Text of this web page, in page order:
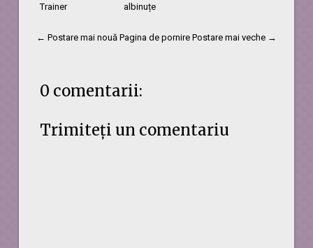
Trainer albinuțe
← Postare mai nouă Postare mai veche →
Pagina de pornire
0 comentarii:
Trimiteți un comentariu